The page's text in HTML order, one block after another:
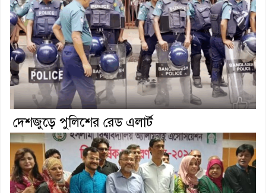
দেশজুড়ে পুলিশের রেড এলার্ট